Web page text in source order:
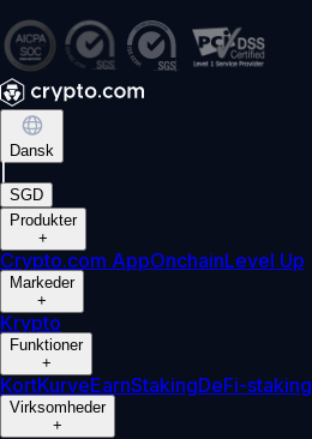
Dansk
SGD
Produkter
+
Crypto.com AppOnchainLevel Up
Markeder
+
Krypto
Funktioner
+
KortKurveEarnStakingDeFi-staking
Virksomheder
+